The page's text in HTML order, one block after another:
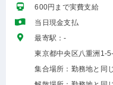
600円まで実費支給
当日現金支払
最寄駅：-
東京都中央区八重洲1-
集合場所：勤務地と同じ